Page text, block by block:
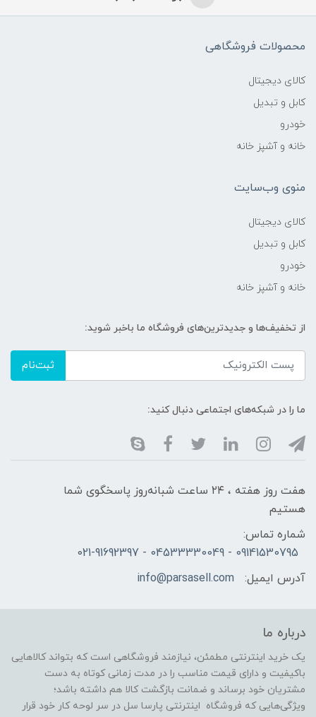
محصولات فروشگاهی
کالای دیجیتال
کابل و تبدیل
خودرو
خانه و آشپز خانه
منوی وب‌سایت
کالای دیجیتال
کابل و تبدیل
خودرو
خانه و آشپز خانه
از تخفیف‌ها و جدیدترین‌های فروشگاه ما باخبر شوید:
ثبت‌نام
ما را در شبکه‌های اجتماعی دنبال کنید:
هفت روز هفته ، ۲۴ ساعت شبانه‌روز پاسخگوی شما
هستیم
شماره تماس:
09141530795 - 04533330049 - 021-91692397
آدرس ایمیل:
info@parsasell.com
درباره ما
یک خرید اینترنتی مطمئن، نیازمند فروشگاهی است که بتواند کالاهایی
باکیفیت و دارای قیمت مناسب را در مدت زمانی کوتاه به دست
مشتریان خود برساند و ضمانت بازگشت کالا هم داشته باشد؛
ویژگی‌هایی که فروشگاه اینترنتی پارسا سل در سر لوحه کار خود قرار